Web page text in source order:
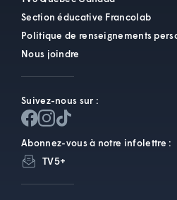
Section éducative Francolab
Politique de renseignements
Nous joindre
Suivez-nous sur :
Abonnez-vous à notre infolettre :
TV5+